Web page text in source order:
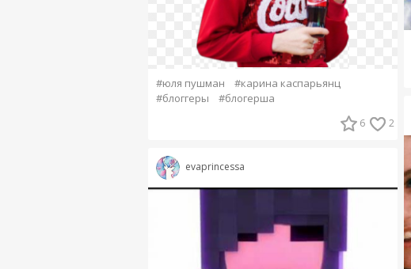
#юля пушман
#карина каспарьянц
#блоггеры
#блогерша
6 2
evaprincessa